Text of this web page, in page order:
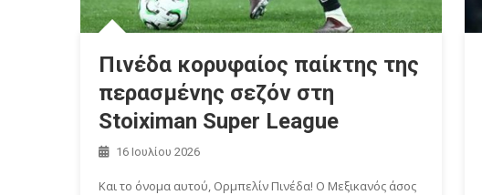
Πινέδα κορυφαίος παίκτης της
περασμένης σεζόν στη
Stoiximan Super League
16 Ιουλίου 2026
Και το όνομα αυτού, Ορμπελίν Πινέδα! Ο Μεξικανός άσος